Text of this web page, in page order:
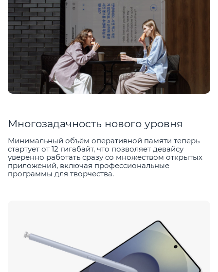
Многозадачность нового уровня
Минимальный объём оперативной памяти теперь
стартует от 12 гигабайт, что позволяет девайсу
уверенно работать сразу со множеством открытых
приложений, включая профессиональные
программы для творчества.